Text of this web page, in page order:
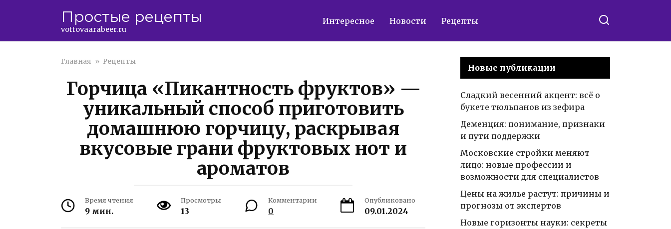
Простые рецепты
vottovaarabeer.ru
Интересное Новости Рецепты
Главная » Рецепты
Горчица «Пикантность фруктов» —
уникальный способ приготовить
домашнюю горчицу, раскрывая
вкусовые грани фруктовых нот и
ароматов
Время чтения
9 мин.
Просмотры
13
Комментарии
0
Опубликовано
09.01.2024
Новые публикации
Сладкий весенний акцент: всё о
букете тюльпанов из зефира
Деменция: понимание, признаки
и пути поддержки
Московские стройки меняют
лицо: новые профессии и
возможности для специалистов
Цены на жилье растут: причины и
прогнозы от экспертов
Новые горизонты науки: секреты